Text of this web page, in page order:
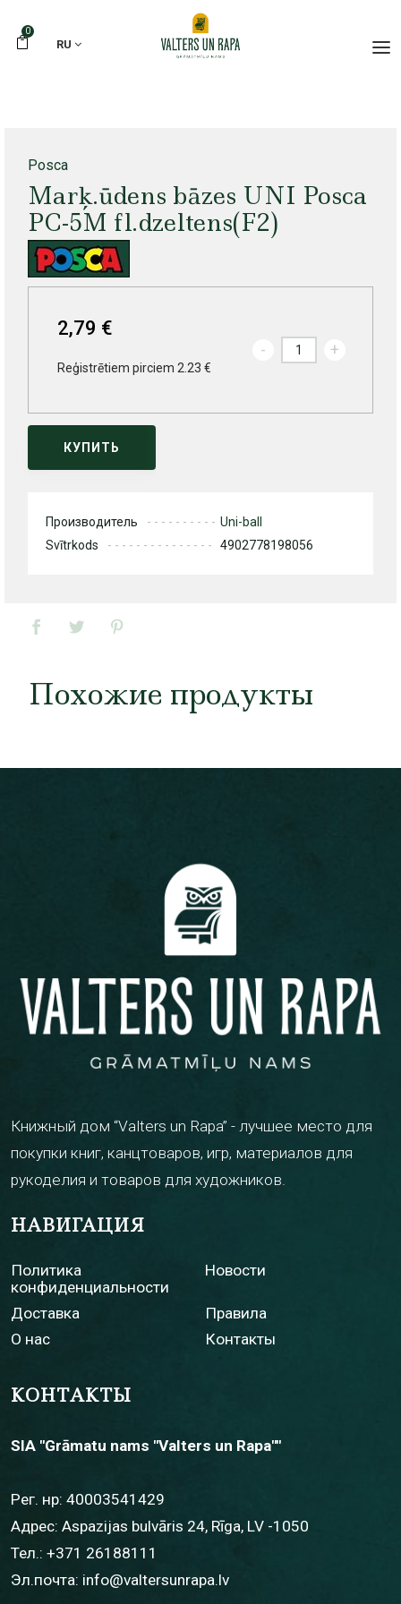
0
RU
Posca
Marķ.ūdens bāzes UNI Posca
PC-5M fl.dzeltens(F2)
2,79 €
Reģistrētiem pirciem 2.23 €
- +
КУПИТЬ
Производитель
Uni-ball
Svītrkods
4902778198056
Похожие продукты
Книжный дом “Valters un Rapa” - лучшее место для
покупки книг, канцтоваров, игр, материалов для
рукоделия и товаров для художников.
НАВИГАЦИЯ
Политика
конфиденциальности
Новости
Доставка
Правила
О нас
Контакты
КОНТАКТЫ
SIA "Grāmatu nams "Valters un Rapa""
Рег. нр: 40003541429
Адрес: Aspazijas bulvāris 24, Rīga, LV -1050
Тел.: +371 26188111
Эл.почта: info@valtersunrapa.lv